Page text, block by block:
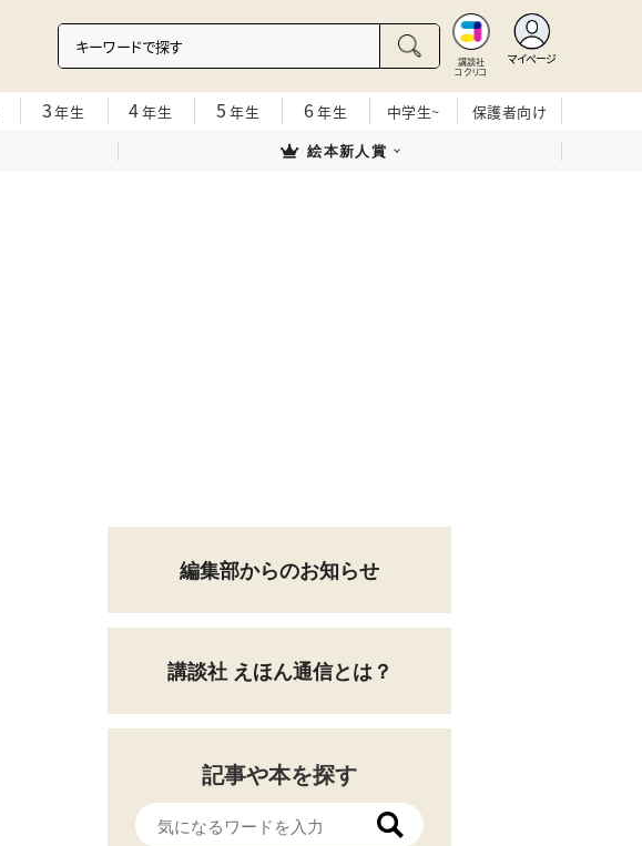
講談社
コクリコ
マイページ
3年生 4年生 5 年生 6 年生 中学生~
保護者向け
絵本新人賞
編集部からのお知らせ
講談社 えほん通信とは？
記事や本を探す